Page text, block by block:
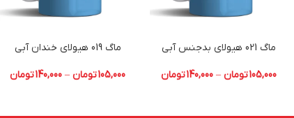
ماگ 021 هیولای بدجنس آبی
105,000تومان –
140,000تومان
ماگ 019 هیولای خندان آبی
105,000تومان –
140,000تومان